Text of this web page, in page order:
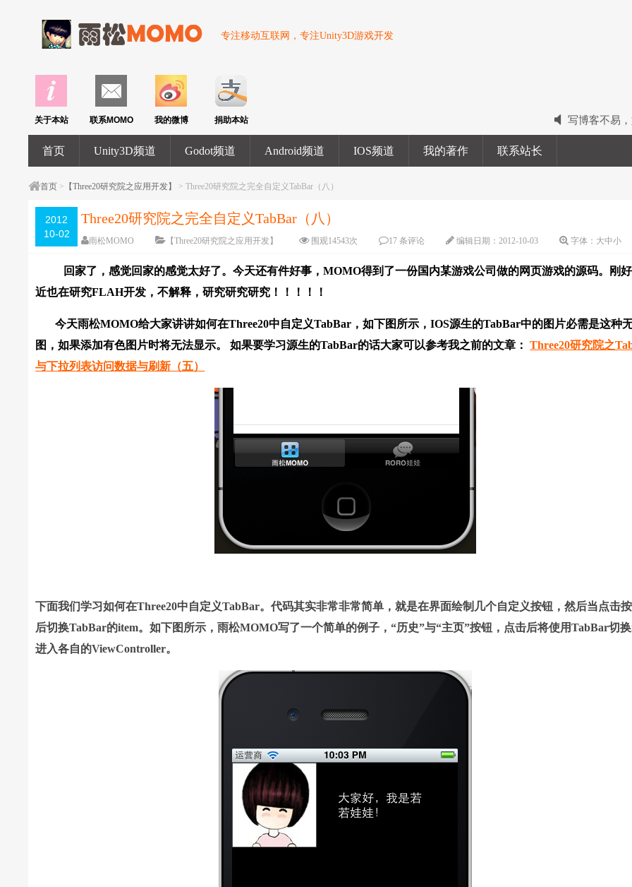
专注移动互联网，专注Unity3D游戏开发
写博客不易
2022我的
关于本站 联系MOMO 我的微博 捐助本站
首页 Unity3D频道 Godot频道 Android频道 IOS频道 我的著作 联系站长
首页 > 【Three20研究院之应用开发】 > Three20研究院之完全自定义TabBar（八）
2012
10-02
Three20研究院之完全自定义TabBar（八）
雨松MOMO 【Three20研究院之应用开发】 围观14543次 17 条评论 编辑日期：2012-10-03 字体： 大中小
回家了，感觉回家的感觉太好了。今天还有件好事，MOMO得到了一份国内某游戏公司做的网页游戏的源码。刚
近也在研究FLAH开发，不解释，研究研究研究！！！！！
今天雨松MOMO给大家讲讲如何在Three20中自定义TabBar，如下图所示，IOS源生的TabBar中的图片必需是这种
图，如果添加有色图片时将无法显示。 如果要学习源生的TabBar的话大家可以参考我之前的文章：Three20研究院之
与下拉列表访问数据与刷新（五）
下面我们学习如何在Three20中自定义TabBar。代码其实非常非常简单，就是在界面绘制几个自定义按钮，然后当点击
后切换TabBar的item。如下图所示，雨松MOMO写了一个简单的例子，“历史”与“主页”按钮，点击后将使用TabBar切
进入各自的ViewController。